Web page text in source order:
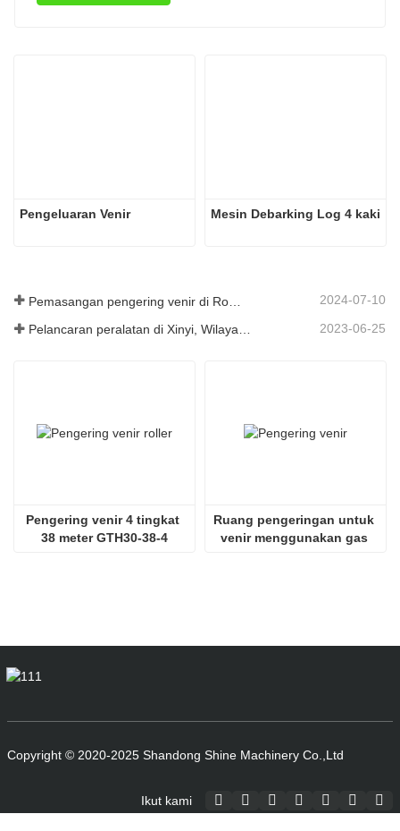
Pengeluaran Venir Mesin Debarking Log 4 kaki
2024-07-10
2023-06-25
Pengering venir 4 tingkat
38 meter GTH30-38-4
Ruang pengeringan untuk
venir menggunakan gas
Copyright © 2020-2025 Shandong Shine Machinery Co.,Ltd
Ikut kami